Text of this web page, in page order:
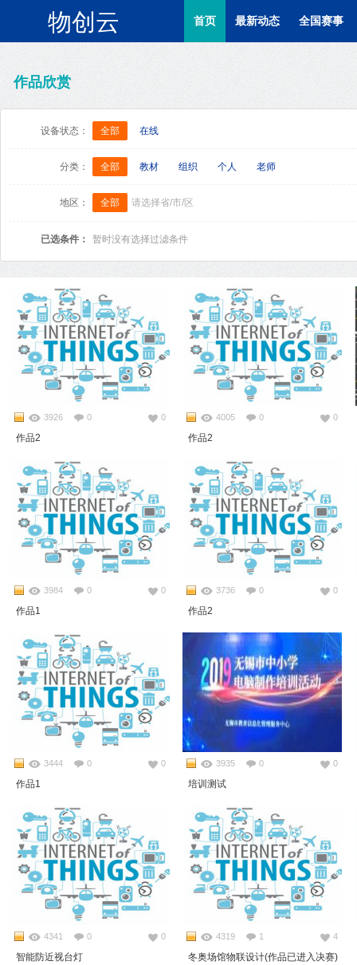
物创云 首页 最新动态 全国赛事
作品欣赏
设备状态： 全部 在线
分类： 全部 教材 组织 个人 老师
地区： 全部 请选择省/市/区
已选条件： 暂时没有选择过滤条件
3926 0 0
作品2
4005 0 0
作品2
3984 0 0
作品1
3736 0 0
作品2
3444 0 0
作品1
3935 0 0
培训测试
4341 0 0
智能防近视台灯
4319 1 4
冬奥场馆物联设计(作品已进入决赛)